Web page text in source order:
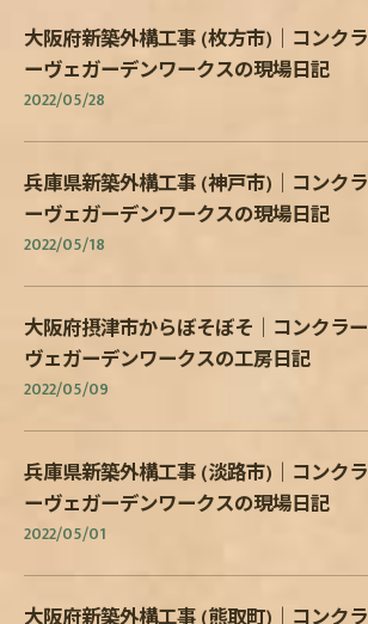
大阪府新築外構工事 (枚方市)｜コンクラ
ーヴェガーデンワークスの現場日記
2022/05/28
兵庫県新築外構工事 (神戸市)｜コンクラ
ーヴェガーデンワークスの現場日記
2022/05/18
大阪府摂津市からぼそぼそ｜コンクラー
ヴェガーデンワークスの工房日記
2022/05/09
兵庫県新築外構工事 (淡路市)｜コンクラ
ーヴェガーデンワークスの現場日記
2022/05/01